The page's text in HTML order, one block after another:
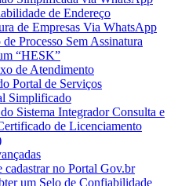
de Endereço
de Empresas Via WhatsApp
Processo Sem Assinatura
“HESK”
de Atendimento
Portal de Serviços
Simplificado
Sistema Integrador Consulta e
de Licenciamento
cadastrar no Portal Gov.br
um Selo de Confiabilidade